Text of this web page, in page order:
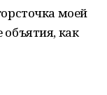
моей
как